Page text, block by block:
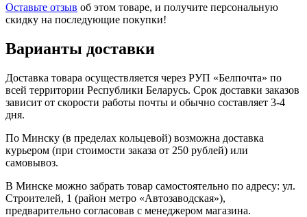
Оставьте отзыв об этом товаре, и получите персональную
скидку на последующие покупки!
Варианты доставки
Доставка товара осуществляется через РУП «Белпочта» по
всей территории Республики Беларусь. Срок доставки заказов
зависит от скорости работы почты и обычно составляет 3-4
дня.
По Минску (в пределах кольцевой) возможна доставка
курьером (при стоимости заказа от 250 рублей) или
самовывоз.
В Минске можно забрать товар самостоятельно по адресу: ул.
Строителей, 1 (район мeтро «Автозаводская»),
предварительно согласовав с менеджером магазина.